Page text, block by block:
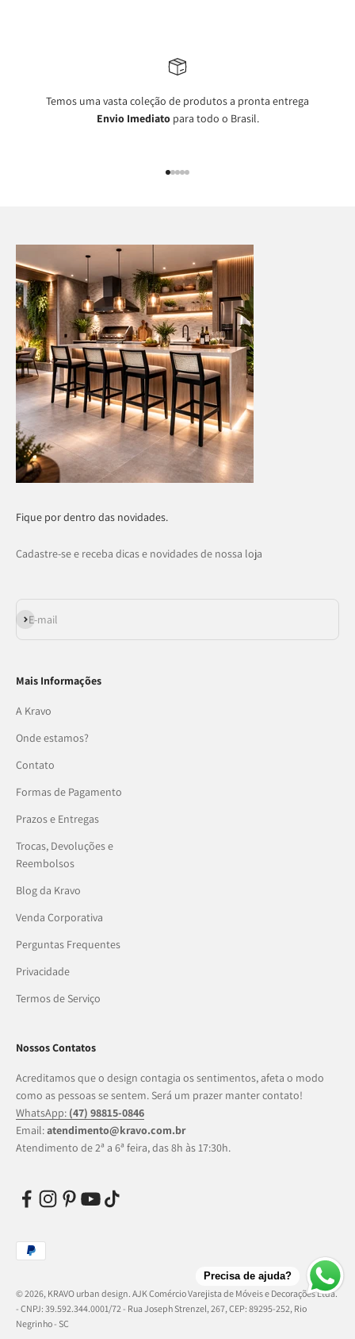
Temos uma vasta coleção de produtos a pronta entrega
Envio Imediatopara todo o Brasil.
Fique por dentro das novidades.
Cadastre-se e receba dicas e novidades de nossa loja
E-mail
Assinar
Mais Informações
A Kravo
Onde estamos?
Contato
Formas de Pagamento
Prazos e Entregas
Trocas, Devoluções e
Reembolsos
Blog da Kravo
Venda Corporativa
Perguntas Frequentes
Privacidade
Termos de Serviço
Nossos Contatos
Acreditamos que o design contagia os sentimentos, afeta o modo
como as pessoas se sentem. Será um prazer manter contato!
WhatsApp: (47) 98815-0846
Email:atendimento@kravo.com.br
Atendimento de 2ª a 6ª feira, das 8h às 17:30h.
© 2026, KRAVO urban design. AJK Comércio Varejista de Móveis e Decorações Ltda.
- CNPJ: 39.592.344.0001/72 - Rua Joseph Strenzel, 267, CEP: 89295-252, Rio
Negrinho - SC
Precisa de ajuda?